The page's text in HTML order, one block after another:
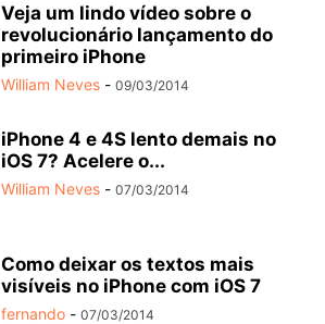
Veja um lindo vídeo sobre o
revolucionário lançamento do
primeiro iPhone
William Neves - 09/03/2014
iPhone 4 e 4S lento demais no
iOS 7? Acelere o...
William Neves - 07/03/2014
Como deixar os textos mais
visíveis no iPhone com iOS 7
fernando - 07/03/2014